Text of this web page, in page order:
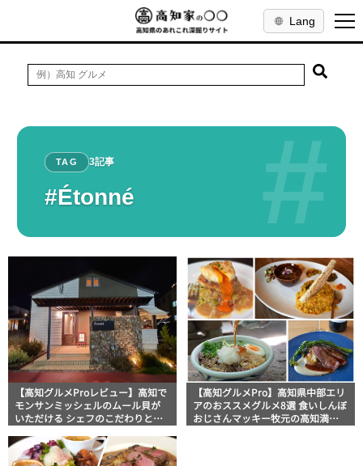
Lang
#
TAG 3記事
#Étonné
【高知グルメProレビュー】高知で
モンサンミッシェルのムール貝が
いただける シェフのこだわりと技
「Étonné エトネ」
【高知グルメPro】高知県中部エリ
アのおススメグルメ8選 食いしんぼ
おじさんマッキー牧元の高知満腹